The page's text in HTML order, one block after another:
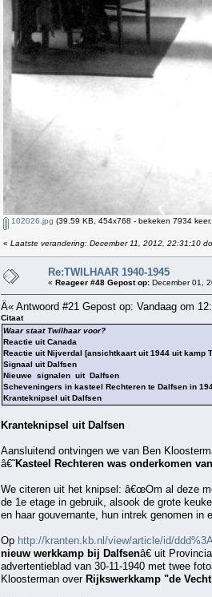
102026.jpg (39.59 KB, 454x768 - bekeken 7934
« Laatste verandering: December 11, 2012, 22:31:10
Re:TWILHAAR 1940-1945
« Reageer #48 Gepost op: December 01,
Â« Antwoord #21 Gepost op: Vandaag om
Citaat
Waar staat Twilhaar voor?
Reactie uit Canada
Reactie uit Nijverdal [ansichtkaart uit 1944 uit kamp
Signaal uit Dalfsen
Nieuwe signalen uit Dalfsen
Scheveningers in kasteel Rechteren te Dalfsen in
Kranteknipsel uit Dalfsen
Kranteknipsel uit Dalfsen
Aansluitend ontvingen we van Ben
â€˜Kasteel Rechteren was onderkomen
We citeren uit het knipsel: â€œOm al deze
de 1e etage in gebruik, alsook de grote
en haar gouvernante, hun intrek genomen in
Op http://kranten.kb.nl/view/article/id/
nieuw werkkamp bij Dalfsenâ€ uit
advertentieblad van 30-11-1940 met twee
Kloosterman over Rijkswerkkamp "de